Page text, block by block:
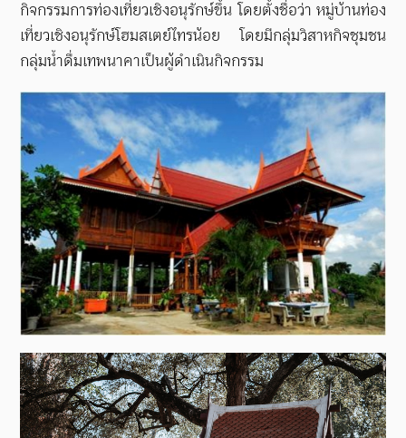
กิจกรรมการท่องเที่ยวเชิงอนุรักษ์ขึ้น โดยตั้งชื่อว่า หมู่บ้านท่อง
เที่ยวเชิงอนุรักษ์โฮมสเตย์ไทรน้อย โดยมีกลุ่มวิสาหกิจชุมชน
กลุ่มน้ำดื่มเทพนาคาเป็นผู้ดำเนินกิจกรรม